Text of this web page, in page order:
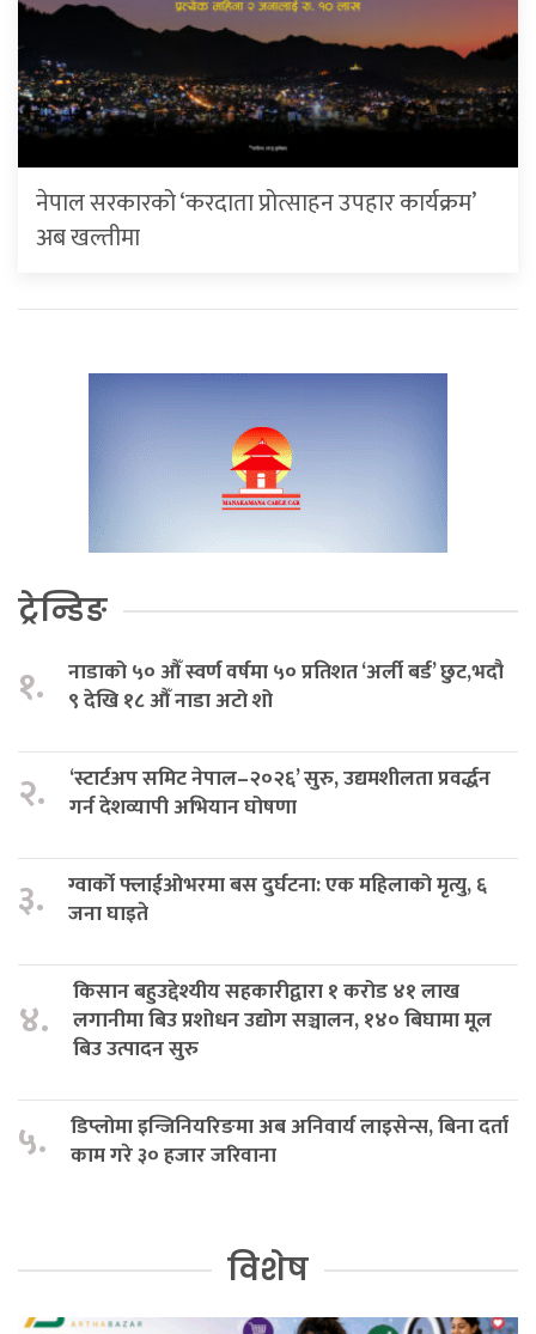
नेपाल सरकारको ‘करदाता प्रोत्साहन उपहार कार्यक्रम’
अब खल्तीमा
ट्रेन्डिङ
१.
नाडाको ५० औँ स्वर्ण वर्षमा ५० प्रतिशत ‘अर्ली बर्ड’ छुट,भदौ
९ देखि १८ औँ नाडा अटो शो
२.
‘स्टार्टअप समिट नेपाल–२०२६’ सुरु, उद्यमशीलता प्रवर्द्धन
गर्न देशव्यापी अभियान घोषणा
३.
ग्वार्को फ्लाईओभरमा बस दुर्घटना: एक महिलाको मृत्यु, ६
जना घाइते
४.
किसान बहुउद्देश्यीय सहकारीद्वारा १ करोड ४१ लाख
लगानीमा बिउ प्रशोधन उद्योग सञ्चालन, १४० बिघामा मूल
बिउ उत्पादन सुरु
५.
डिप्लोमा इन्जिनियरिङमा अब अनिवार्य लाइसेन्स, बिना दर्ता
काम गरे ३० हजार जरिवाना
विशेष